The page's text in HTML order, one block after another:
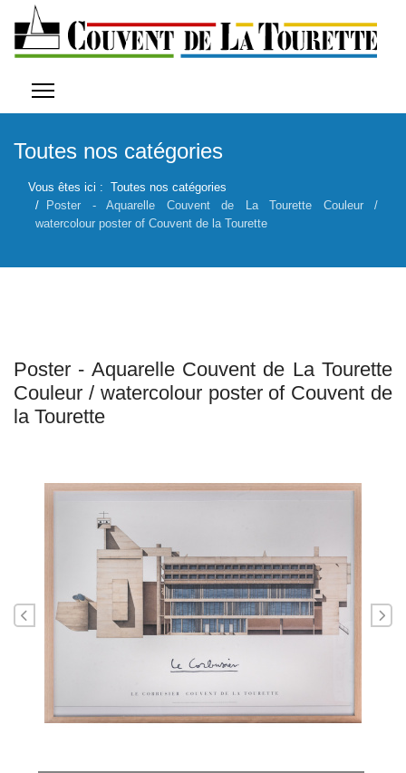
Toutes nos catégories
Vous êtes ici : Toutes nos catégories
Poster - Aquarelle Couvent de La Tourette Couleur /
watercolour poster of Couvent de la Tourette
Poster - Aquarelle Couvent de La Tourette
Couleur / watercolour poster of Couvent de
la Tourette
Précédent